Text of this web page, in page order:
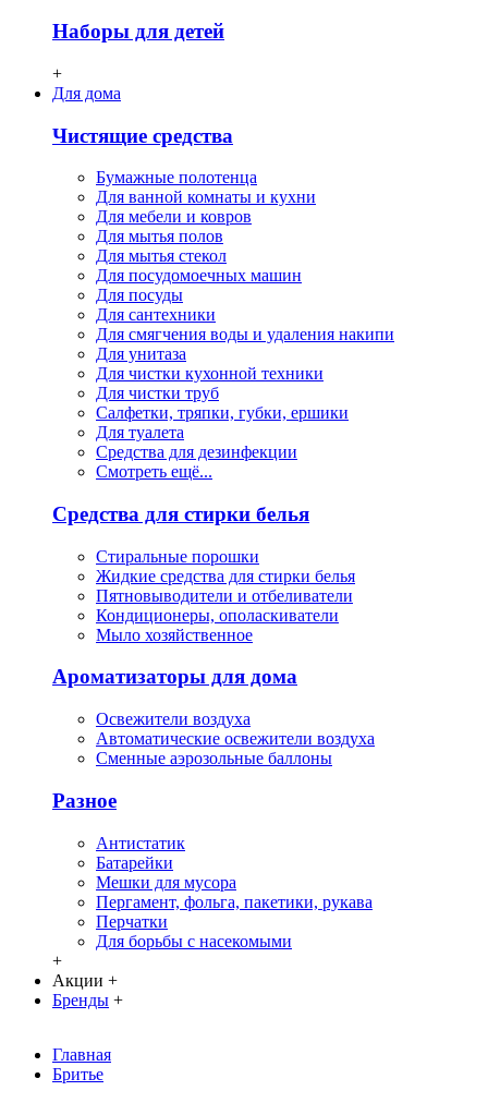
Наборы для детей
+
Для дома
Чистящие средства
Бумажные полотенца
Для ванной комнаты и кухни
Для мебели и ковров
Для мытья полов
Для мытья стекол
Для посудомоечных машин
Для посуды
Для сантехники
Для смягчения воды и удаления накипи
Для унитаза
Для чистки кухонной техники
Для чистки труб
Салфетки, тряпки, губки, ершики
Для туалета
Средства для дезинфекции
Смотреть ещё...
Средства для стирки белья
Стиральные порошки
Жидкие средства для стирки белья
Пятновыводители и отбеливатели
Кондиционеры, ополаскиватели
Мыло хозяйственное
Ароматизаторы для дома
Освежители воздуха
Автоматические освежители воздуха
Сменные аэрозольные баллоны
Разное
Антистатик
Батарейки
Мешки для мусора
Пергамент, фольга, пакетики, рукава
Перчатки
Для борьбы с насекомыми
+
Акции +
Бренды +
Главная
Бритье